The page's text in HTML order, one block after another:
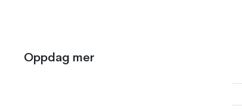
Oppdag mer